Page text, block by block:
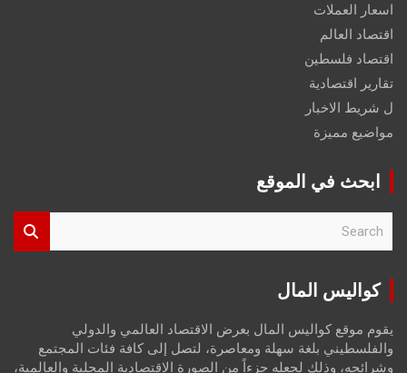
اسعار العملات
اقتصاد العالم
اقتصاد فلسطين
تقارير اقتصادية
ل شريط الاخبار
مواضيع مميزة
ابحث في الموقع
r
كواليس المال
يقوم موقع كواليس المال بعرض الاقتصاد العالمي والدولي
والفلسطيني بلغة سهلة ومعاصرة، لتصل إلى كافة فئات المجتمع
وشرائحه، وذلك لجعله جزءاً من الصورة الاقتصادية المحلية والعالمية،